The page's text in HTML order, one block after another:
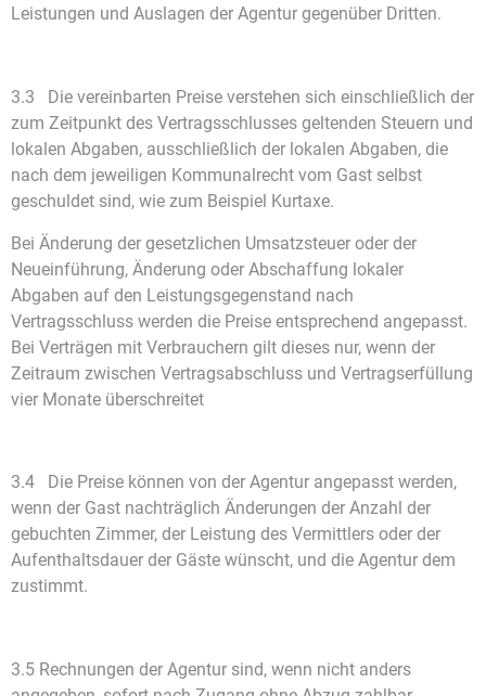
Leistungen und Auslagen der Agentur gegenüber Dritten.
3.3 Die vereinbarten Preise verstehen sich einschließlich der
zum Zeitpunkt des Vertragsschlusses geltenden Steuern und
lokalen Abgaben, ausschließlich der lokalen Abgaben, die
nach dem jeweiligen Kommunalrecht vom Gast selbst
geschuldet sind, wie zum Beispiel Kurtaxe.
Bei Änderung der gesetzlichen Umsatzsteuer oder der
Neueinführung, Änderung oder Abschaffung lokaler
Abgaben auf den Leistungsgegenstand nach
Vertragsschluss werden die Preise entsprechend angepasst.
Bei Verträgen mit Verbrauchern gilt dieses nur, wenn der
Zeitraum zwischen Vertragsabschluss und Vertragserfüllung
vier Monate überschreitet
3.4 Die Preise können von der Agentur angepasst werden,
wenn der Gast nachträglich Änderungen der Anzahl der
gebuchten Zimmer, der Leistung des Vermittlers oder der
Aufenthaltsdauer der Gäste wünscht, und die Agentur dem
zustimmt.
3.5 Rechnungen der Agentur sind, wenn nicht anders